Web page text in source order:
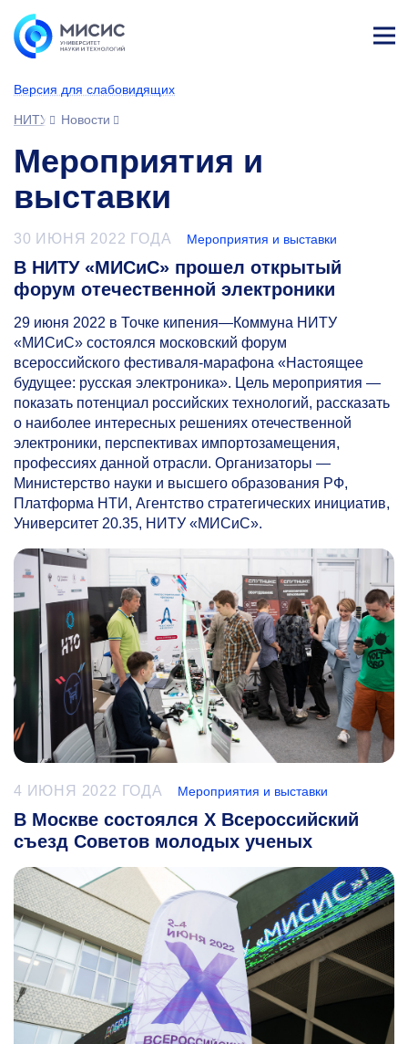
Версия для слабовидящих
НИТУ МИСИС
Новости
Мероприятия и
выставки
30 ИЮНЯ 2022 ГОДА Мероприятия и выставки
В НИТУ «МИСиС» прошел открытый
форум отечественной электроники
29 июня 2022 в Точке кипения—Коммуна НИТУ
«МИСиС» состоялся московский форум
всероссийского фестиваля-марафона «Настоящее
будущее: русская электроника». Цель мероприятия —
показать потенциал российских технологий, рассказать
о наиболее интересных решениях отечественной
электроники, перспективах импортозамещения,
профессиях данной отрасли. Организаторы —
Министерство науки и высшего образования РФ,
Платформа НТИ, Агентство стратегических инициатив,
Университет 20.35, НИТУ «МИСиС».
4 ИЮНЯ 2022 ГОДА Мероприятия и выставки
В Москве состоялся Х Всероссийский
съезд Советов молодых ученых